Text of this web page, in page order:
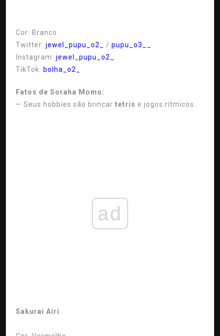
Cor: Branco
Twitter: jewel_pupu_o2_ / pupu_o3__
Instagram: jewel_pupu_o2_
TikTok: bolha_o2_
Fatos de Soraha Momo:
— Seus hobbies são brincar tetris e jogos rítmicos.
ad
Sakurai Airi